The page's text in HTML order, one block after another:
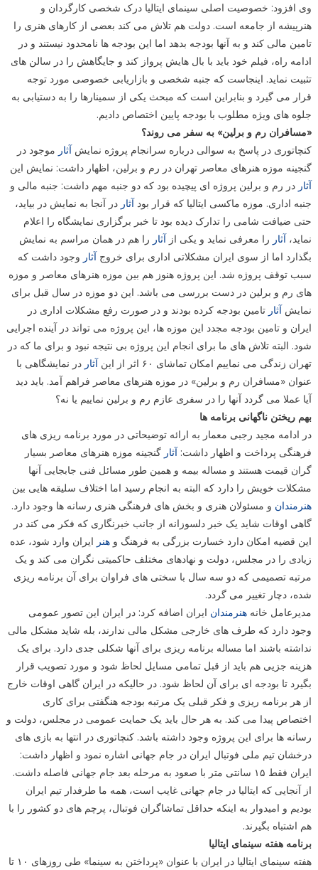
وی افزود: خصوصیت اصلی سینمای ایتالیا درک شخصی کارگردان و
هنرپیشه از جامعه است. دولت هم تلاش می کند بعضی از کارهای هنری را
تامین مالی کند و به آنها بودجه بدهد اما این بودجه ها نامحدود نیستند و در
ادامه راه، فیلم خود باید با بال هایش پرواز کند و جایگاهش را در سالن های
تثبیت نماید. اینجاست که جنبه شخصی و بازاریابی خصوصی مورد توجه
قرار می گیرد و بنابراین است که مبحث یکی از سمینارها را به دستیابی به
جلوه های ویژه مطلوب با بودجه پایین اختصاص دادیم.
«مسافران رم و برلین» به سفر می روند؟
کنچاتوری در پاسخ به سوالی درباره سرانجام پروژه نمایش آثار موجود در
گنجینه موزه هنرهای معاصر تهران در رم و برلین، اظهار داشت: نمایش این
آثار در رم و برلین پروژه ای پیچیده بود که دو جنبه مهم داشت: جنبه مالی و
جنبه اداری. موزه ماکسی ایتالیا که قرار بود آثار در آنجا به نمایش در بیاید،
حتی ضیافت شامی را تدارک دیده بود تا خبر برگزاری نمایشگاه را اعلام
نماید، آثار را معرفی نماید و یکی از آثار را هم در همان مراسم به نمایش
بگذارد اما از سوی ایران مشکلاتی اداری برای خروج آثار وجود داشت که
سبب توقف پروژه شد. این پروژه هنوز هم بین موزه هنرهای معاصر و موزه
های رم و برلین در دست بررسی می باشد. این دو موزه در سال قبل برای
نمایش آثار تامین بودجه کرده بودند و در صورت رفع مشکلات اداری در
ایران و تامین بودجه مجدد این موزه ها، این پروژه می تواند در آینده اجرایی
شود. البته تلاش های ما برای انجام این پروژه بی نتیجه نبود و برای ما که در
تهران زندگی می نماییم امکان تماشای ۶۰ اثر از این
آثار در نمایشگاهی با
عنوان «مسافران رم و برلین» در موزه هنرهای معاصر فراهم آمد. باید دید
آیا عملا می گردد آنها را در سفری عازم رم و برلین نماییم یا نه؟
بهم ریختن ناگهانی برنامه ها
در ادامه مجید رجبی معمار به ارائه توضیحاتی در مورد برنامه ریزی های
فرهنگی پرداخت و اظهار داشت: آثار گنجینه موزه هنرهای معاصر بسیار
گران قیمت هستند و مساله بیمه و همین طور مسائل فنی جابجایی آنها
مشکلات خویش را دارد که البته به انجام رسید اما اختلاف سلیقه هایی بین
هنرمندان و مسئولان هنری و بخش های فرهنگی هنری رسانه ها وجود دارد.
گاهی اوقات شاید یک خبر دلسوزانه از جانب خبرنگاری که فکر می کند در
این قضیه امکان دارد خسارت بزرگی به فرهنگ و هنر ایران وارد شود، عده
زیادی را در مجلس، دولت و نهادهای مختلف حاکمیتی نگران می کند و یک
مرتبه تصمیمی که دو سه سال با سختی های فراوان برای آن برنامه ریزی
شده، دچار تغییر می گردد.
مدیرعامل خانه هنرمندان ایران اضافه کرد: در ایران این تصور عمومی
وجود دارد که طرف های خارجی مشکل مالی ندارند، بله شاید مشکل مالی
نداشته باشند اما مساله برنامه ریزی برای آنها شکلی جدی دارد. برای یک
هزینه جزیی هم باید از قبل تمامی مسایل لحاظ شود و مورد تصویب قرار
بگیرد تا بودجه ای برای آن لحاظ شود. در حالیکه در ایران گاهی اوقات خارج
از هر برنامه ریزی و فکر قبلی یک مرتبه بودجه هنگفتی برای کاری
اختصاص پیدا می کند. به هر حال باید یک حمایت عمومی در مجلس، دولت و
رسانه ها برای این پروژه وجود داشته باشد. کنچاتوری در انتها به بازی های
درخشان تیم ملی فوتبال ایران در جام جهانی اشاره نمود و اظهار داشت:
ایران فقط ۱۵ سانتی متر با صعود به مرحله بعد جام جهانی فاصله داشت.
از آنجایی که ایتالیا در جام جهانی غایب است، همه ما طرفدار تیم ایران
بودیم و امیدوار به اینکه حداقل تماشاگران فوتبال، پرچم های دو کشور را با
هم اشتباه بگیرند.
برنامه هفته سینمای ایتالیا
هفته سینمای ایتالیا در ایران با عنوان «پرداختن به سینما» طی روزهای ۱۰ تا